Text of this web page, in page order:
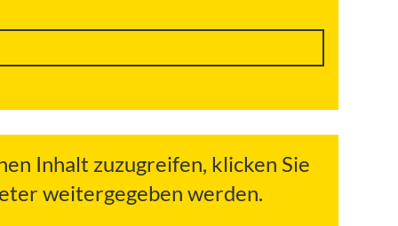
Inhalt zuzugreifen, klicken Sie
weitergegeben werden.